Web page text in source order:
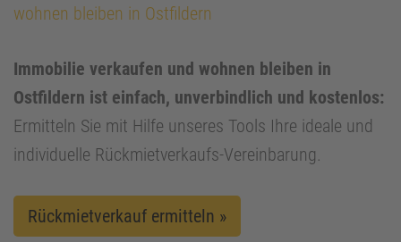
wohnen bleiben in Ostfildern
Immobilie verkaufen und wohnen bleiben in
Ostfildern ist einfach, unverbindlich und kostenlos:
Ermitteln Sie mit Hilfe unseres Tools Ihre ideale und
individuelle Rückmietverkaufs-Vereinbarung.
Rückmietverkauf ermitteln »